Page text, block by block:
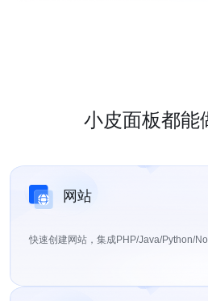
小皮面板都能
网站
快速创建网站，集成PHP/Java/Python/